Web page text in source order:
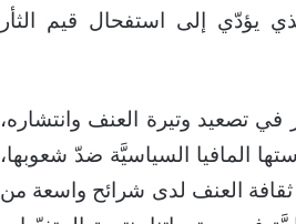
يؤدّي إلى استفحال قيم الثأر
في تصعيد وتيرة العنف وانتشاره،
المافيا السياسيَّة ضدّ شعوبها،
العنف لدى شرائح واسعة من